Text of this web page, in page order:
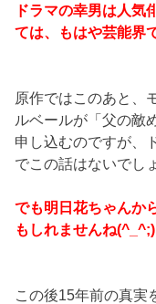
ドラマの幸男は人気
ては、もはや芸能界
原作ではこのあと、
ルベールが「父の敵
申し込むのですが、
でこの話はないでし
でも明日花ちゃんか
もしれませんね(^_^;)
この後15年前の真実